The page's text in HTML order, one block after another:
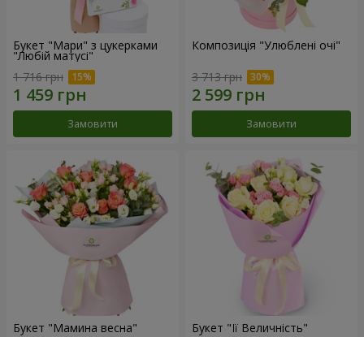
Букет "Мари" з цукерками
"Любій матусі"
1 716 грн
Замовити
Композиція "Улюблені очі"
3 713 грн
Замовити
Букет "Мамина весна" Букет "Її Величність"